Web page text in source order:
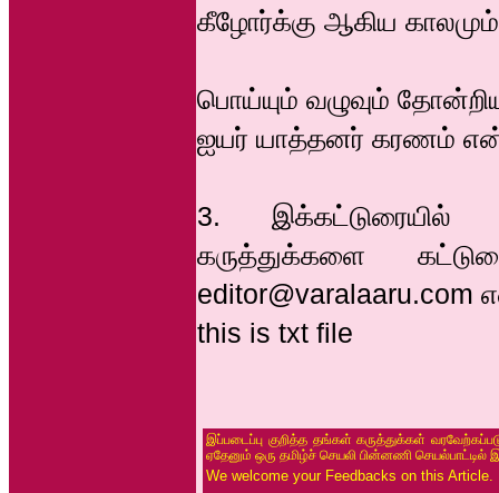
கீழோர்க்கு ஆகிய
பொய்யும் வழுவும்
ஐயர் யாத்தனர் கரணம்
3. இக்கட்டுரையில்
கருத்துக்களை
editor@varalaaru.com
this is txt file
இப்படைப்பு குறித்த தங்கள் கருத்துக்கள்
ஏதேனும் ஒரு தமிழ்ச் செயலி பின்னணி செயல்பாட்டில்
We welcome your Feedbacks on this